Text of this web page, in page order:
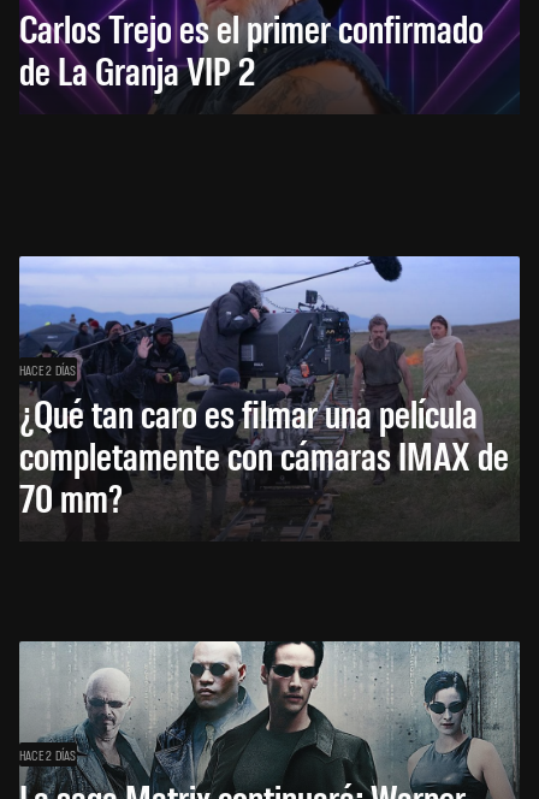
Carlos Trejo es el primer confirmado
de La Granja VIP 2
HACE 2 DÍAS
¿Qué tan caro es filmar una película
completamente con cámaras IMAX de
70 mm?
HACE 2 DÍAS